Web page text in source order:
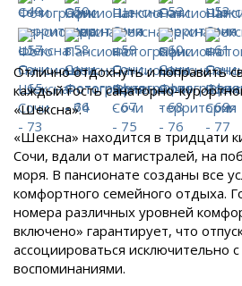
Отлично отдохнуть и поправить
каждый гость санаторно-
«Шексна».
«Шексна» находится в тридцати
Сочи, вдали от магистралей, на
моря. В пансионате созданы все
комфортного семейного отдыха.
номера различных уровней
включено» гарантирует, что
ассоциироваться исключительно
воспоминаниями.